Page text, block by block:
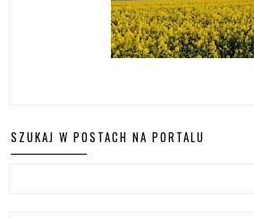
SZUKAJ W POSTACH NA PORTALU